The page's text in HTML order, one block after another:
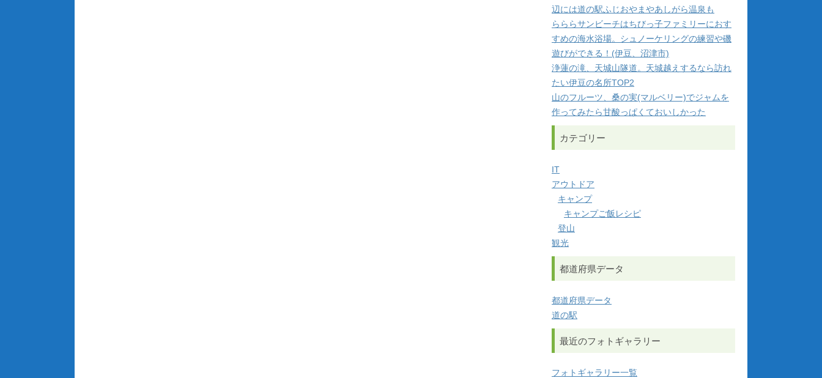
辺には道の駅ふじおやまやあしがら温泉も
らららサンビーチはちびっ子ファミリーにおす
すめの海水浴場。シュノーケリングの練習や磯
遊びができる！(伊豆、沼津市)
浄蓮の滝、天城山隧道。天城越えするなら訪れ
たい伊豆の名所TOP2
山のフルーツ、桑の実(マルベリー)でジャムを
作ってみたら甘酸っぱくておいしかった
カテゴリー
IT
アウトドア
キャンプ
キャンプご飯レシピ
登山
観光
都道府県データ
都道府県データ
道の駅
最近のフォトギャラリー
フォトギャラリー一覧